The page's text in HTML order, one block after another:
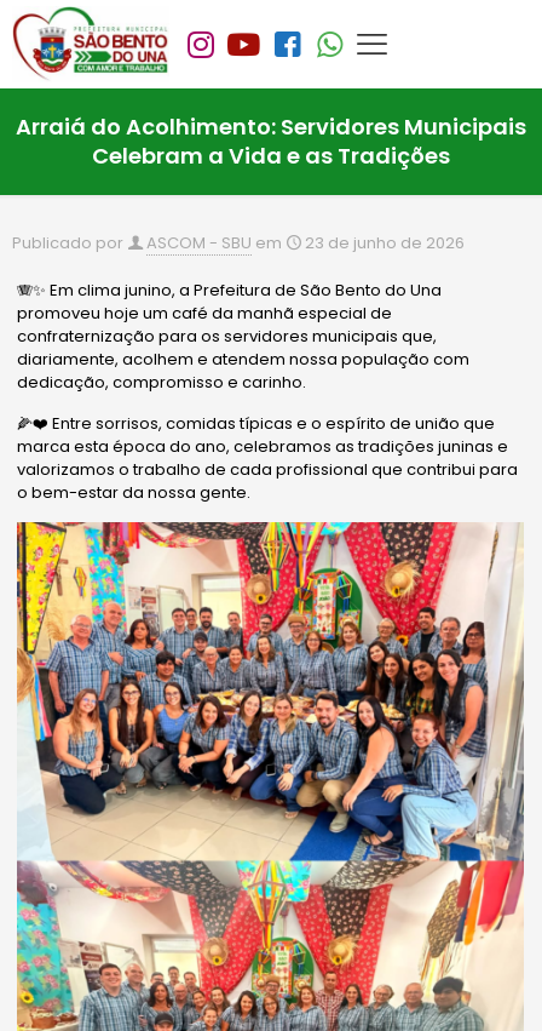
Arraiá do Acolhimento: Servidores Municipais
Celebram a Vida e as Tradições
Publicado por ASCOM - SBU em 23 de junho de 2026
🪗✨ Em clima junino, a Prefeitura de São Bento do Una
promoveu hoje um café da manhã especial de
confraternização para os servidores municipais que,
diariamente, acolhem e atendem nossa população com
dedicação, compromisso e carinho.
🌽❤️ Entre sorrisos, comidas típicas e o espírito de união que
marca esta época do ano, celebramos as tradições juninas e
valorizamos o trabalho de cada profissional que contribui para
o bem-estar da nossa gente.